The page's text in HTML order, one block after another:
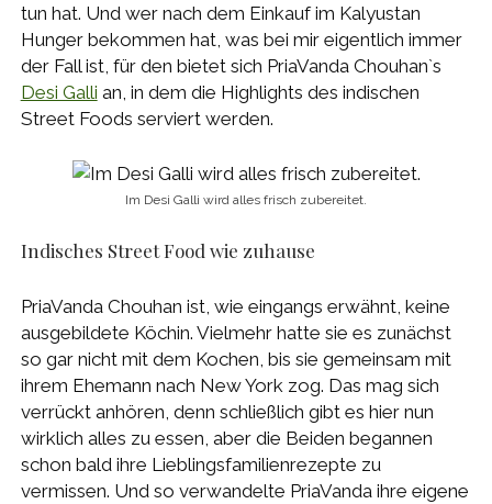
tun hat. Und wer nach dem Einkauf im Kalyustan
Hunger bekommen hat, was bei mir eigentlich immer
der Fall ist, für den bietet sich PriaVanda Chouhan`s
Desi Galli an, in dem die Highlights des indischen
Street Foods serviert werden.
Im Desi Galli wird alles frisch zubereitet.
Indisches Street Food wie zuhause
PriaVanda Chouhan ist, wie eingangs erwähnt, keine
ausgebildete Köchin. Vielmehr hatte sie es zunächst
so gar nicht mit dem Kochen, bis sie gemeinsam mit
ihrem Ehemann nach New York zog. Das mag sich
verrückt anhören, denn schließlich gibt es hier nun
wirklich alles zu essen, aber die Beiden begannen
schon bald ihre Lieblingsfamilienrezepte zu
vermissen. Und so verwandelte PriaVanda ihre eigene